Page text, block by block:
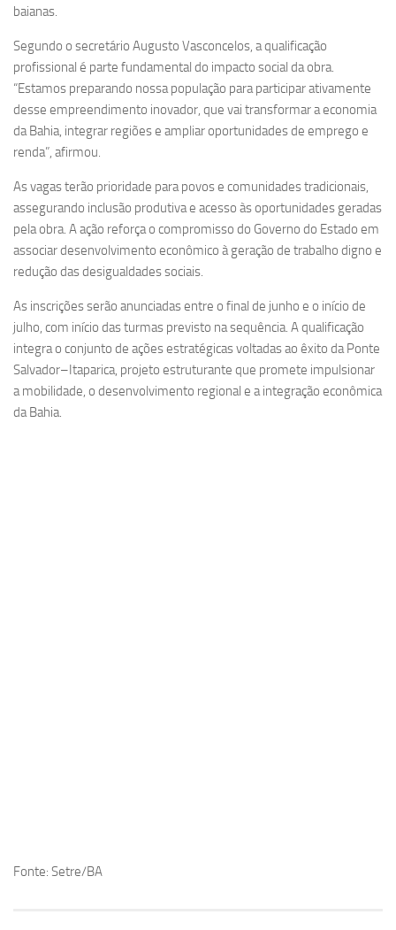
baianas.
Segundo o secretário Augusto Vasconcelos, a qualificação
profissional é parte fundamental do impacto social da obra.
“Estamos preparando nossa população para participar ativamente
desse empreendimento inovador, que vai transformar a economia
da Bahia, integrar regiões e ampliar oportunidades de emprego e
renda”, afirmou.
As vagas terão prioridade para povos e comunidades tradicionais,
assegurando inclusão produtiva e acesso às oportunidades geradas
pela obra. A ação reforça o compromisso do Governo do Estado em
associar desenvolvimento econômico à geração de trabalho digno e
redução das desigualdades sociais.
As inscrições serão anunciadas entre o final de junho e o início de
julho, com início das turmas previsto na sequência. A qualificação
integra o conjunto de ações estratégicas voltadas ao êxito da Ponte
Salvador–Itaparica, projeto estruturante que promete impulsionar
a mobilidade, o desenvolvimento regional e a integração econômica
da Bahia.
Fonte: Setre/BA